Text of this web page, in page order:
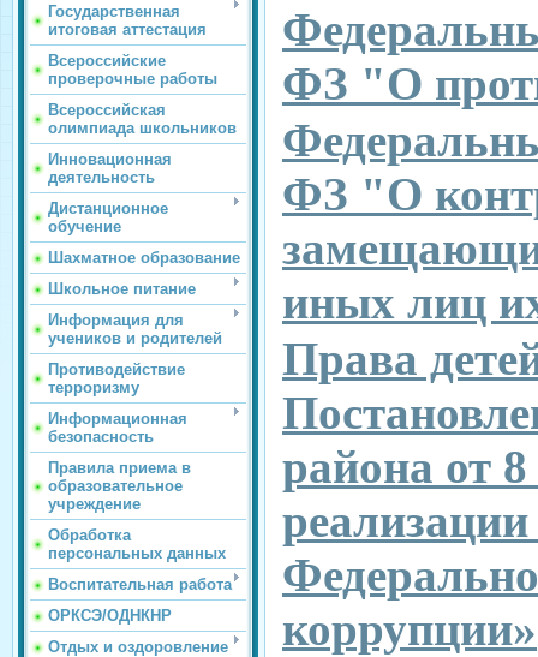
Государственная
итоговая аттестация
Всероссийские
проверочные работы
Всероссийская
олимпиада школьников
Инновационная
деятельность
Дистанционное
обучение
Шахматное образование
Школьное питание
Информация для
учеников и родителей
Противодействие
терроризму
Информационная
безопасность
Правила приема в
образовательное
учреждение
Обработка
персональных данных
Воспитательная работа
ОРКСЭ/ОДНКНР
Отдых и оздоровление
ФЗ "О
ФЗ "О
иных лиц
Права
района от
коррупции»